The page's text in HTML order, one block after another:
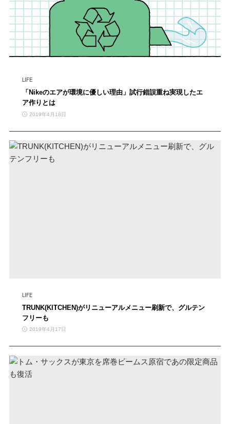
LIFE
「Nikeのエアが環境に優しい理由」試行錯誤重ね実現したエ
ア作りとは
2019年4月18日
LIFE
TRUNK(KITCHEN)がリニューアルメニュー刷新で、グルテン
フリーも
2019年4月17日